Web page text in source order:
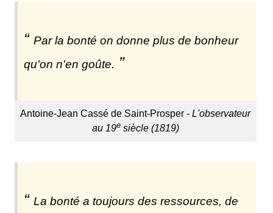
Par la bonté on donne plus de bonheur
qu'on n'en goûte.
Antoine-Jean Cassé de Saint-Prosper -L'observateur
au 19esiècle (1819)
La bonté a toujours des ressources, de